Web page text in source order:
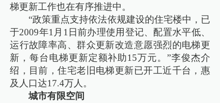
梯更新工作也在有序推进中。
“政策重点支持依法依规建设的住宅楼中，已
于2009年1月1日前办理使用登记、配置水平低、
运行故障率高、群众更新改造意愿强烈的电梯更
新，每台电梯更新定额补助15万元。”李俊杰介
绍，目前，住宅老旧电梯更新已开工近千台，惠
及人口达17.4万人。
城市有限空间